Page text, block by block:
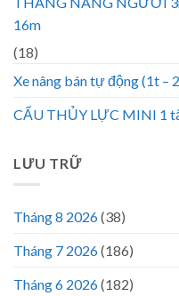
16m
(18)
Xe nâng bán tự động (1t –
CẨU THỦY LỰC MINI 1
LƯU TRỮ
Tháng 8 2026(38)
Tháng 7 2026(186)
Tháng 6 2026(182)